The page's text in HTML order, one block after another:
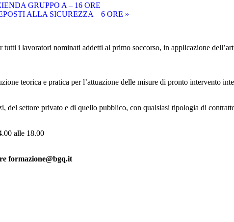
GRUPPO A – 16 ORE
ALLA SICUREZZA – 6 ORE »
i lavoratori nominati addetti al primo soccorso, in applicazione
teorica e pratica per l’attuazione delle misure di pronto intervento
del settore privato e di quello pubblico, con qualsiasi tipologia di
alle 18.00
formazione@bgq.it